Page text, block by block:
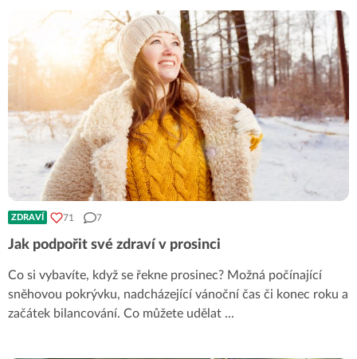
ZDRAVÍ 71 7
Jak podpořit své zdraví v prosinci
Co si vybavíte, když se řekne prosinec? Možná počínající
sněhovou pokrývku, nadcházející vánoční čas či konec roku a
začátek bilancování. Co můžete udělat ...